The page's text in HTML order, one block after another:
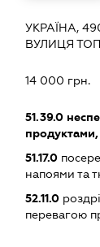
УКРАЇНА,
ВУЛИЦЯ
14 000 грн.
51.39.0
51.17.0
напоями та
52.11.0
перевагою